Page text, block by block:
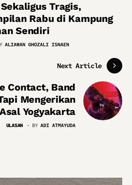
Tragis,
Rabu di Kampung
Sendiri
ALIAWAN GHOZALI ISNAEN
Next Article
Contact, Band
Mengerikan
Asal Yogyakarta
ULASAN BY ADI ATMAYUDA